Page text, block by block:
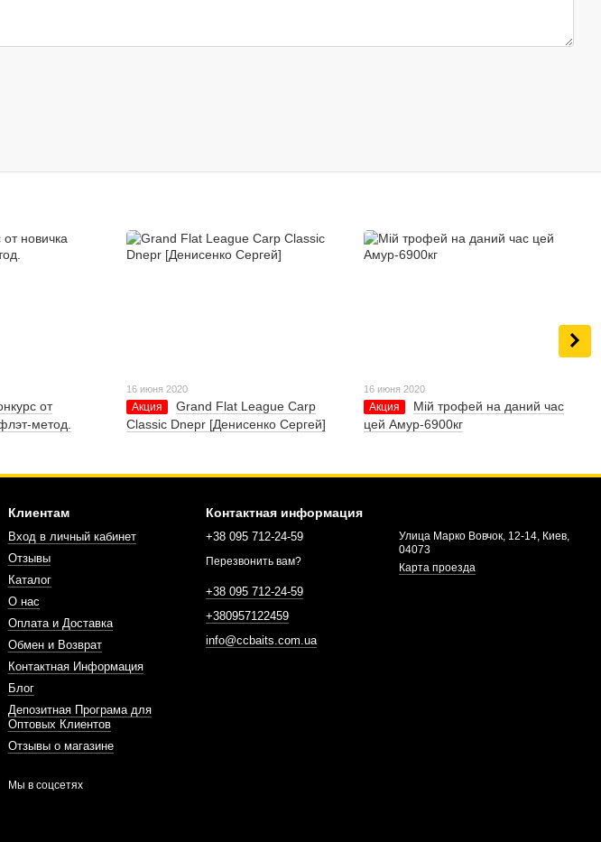
от
метод.
16 июня 2020
Акция
Grand Flat League Carp
Classic Dnepr [Денисенко Сергей]
16 июня 2020
Акция
Мій трофей на даний час
цей Амур-6900кг
Клиентам
Вход в личный кабинет
Отзывы
Каталог
О нас
Оплата и Доставка
Обмен и Возврат
Контактная Информация
Блог
Депозитная Програма для
Оптовых Клиентов
Отзывы о магазине
Мы в соцсетях
Контактная информация
+38 095 712-24-59
Перезвонить вам?
+38 095 712-24-59
+380957122459
info@ccbaits.com.ua
Улица Марко Вовчок, 12-14, Киев,
04073
Карта проезда